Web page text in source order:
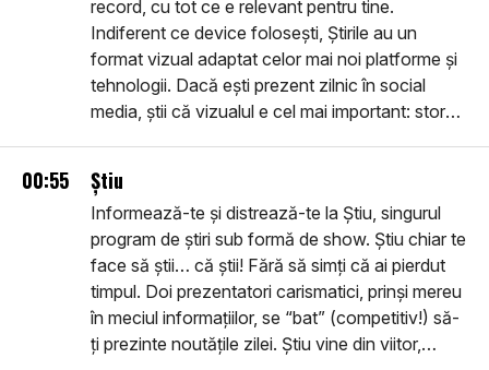
record, cu tot ce e relevant pentru tine.
Indiferent ce device folosești, Știrile au un
format vizual adaptat celor mai noi platforme și
tehnologii. Dacă ești prezent zilnic în social
media, știi că vizualul e cel mai important: story-
utile, inteligente, ușor de urmărit. Intră în
comunitatea smart: află Știrile.
00:55 Știu
Informează-te și distrează-te la Știu, singurul
program de știri sub formă de show. Știu chiar te
face să știi… că știi! Fără să simți că ai pierdut
timpul. Doi prezentatori carismatici, prinși mereu
în meciul informațiilor, se “bat” (competitiv!) să-
ți prezinte noutățile zilei. Știu vine din viitor,